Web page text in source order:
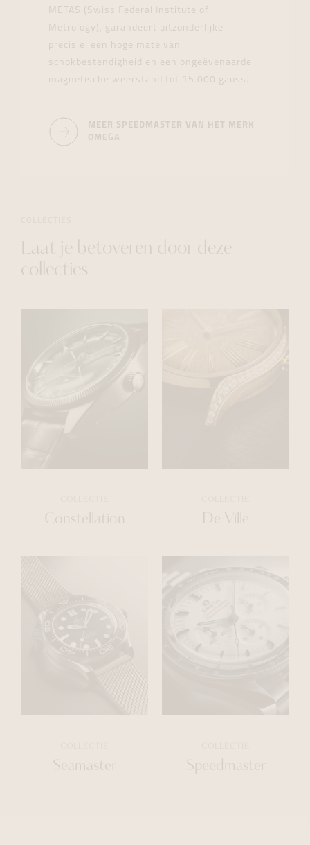
METAS (Swiss Federal Institute of
Metrology), garandeert uitzonderlijke
precisie, een hoge mate van
schokbestendigheid en een ongeëvenaarde
magnetische weerstand tot 15.000 gauss.
MEER SPEEDMASTER VAN HET MERK
OMEGA
Laat je betoveren door deze
collecties
Constellation De Ville
Seamaster Speedmaster